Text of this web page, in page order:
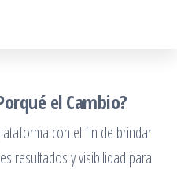
el Cambio?
con el fin de brindar
resultados y visibilidad para